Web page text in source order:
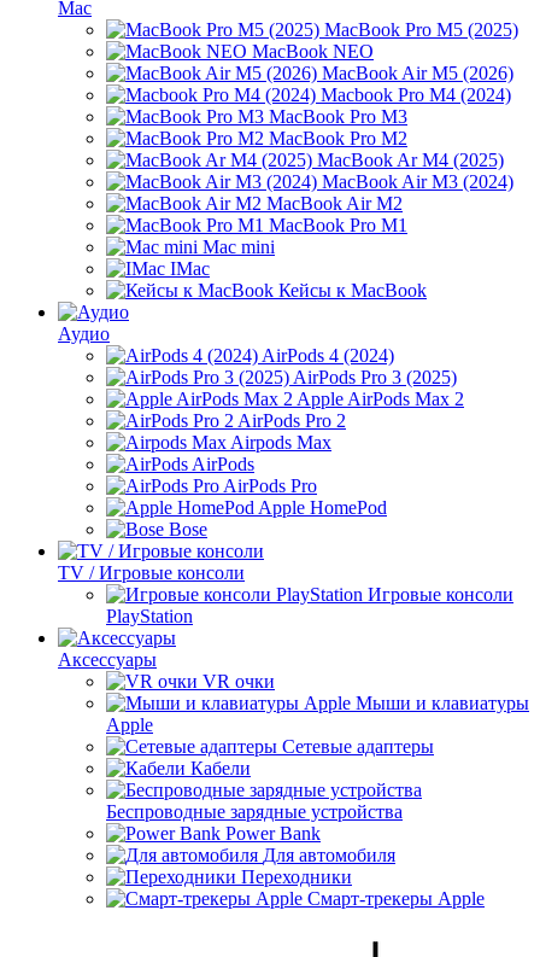
Mac
MacBook Pro M5 (2025)
MacBook NEO
MacBook Air M5 (2026)
Macbook Pro M4 (2024)
MacBook Pro M3
MacBook Pro M2
MacBook Ar M4 (2025)
MacBook Air M3 (2024)
MacBook Air M2
MacBook Pro M1
Mac mini
IMac
Кейсы к MacBook
Аудио
AirPods 4 (2024)
AirPods Pro 3 (2025)
Apple AirPods Max 2
AirPods Pro 2
Airpods Max
AirPods
AirPods Pro
Apple HomePod
Bose
TV / Игровые консоли
Игровые консоли
PlayStation
Аксессуары
VR очки
Мыши и клавиатуры
Apple
Сетевые адаптеры
Кабели
Беспроводные зарядные устройства
Power Bank
Для автомобиля
Переходники
Смарт-трекеры Apple